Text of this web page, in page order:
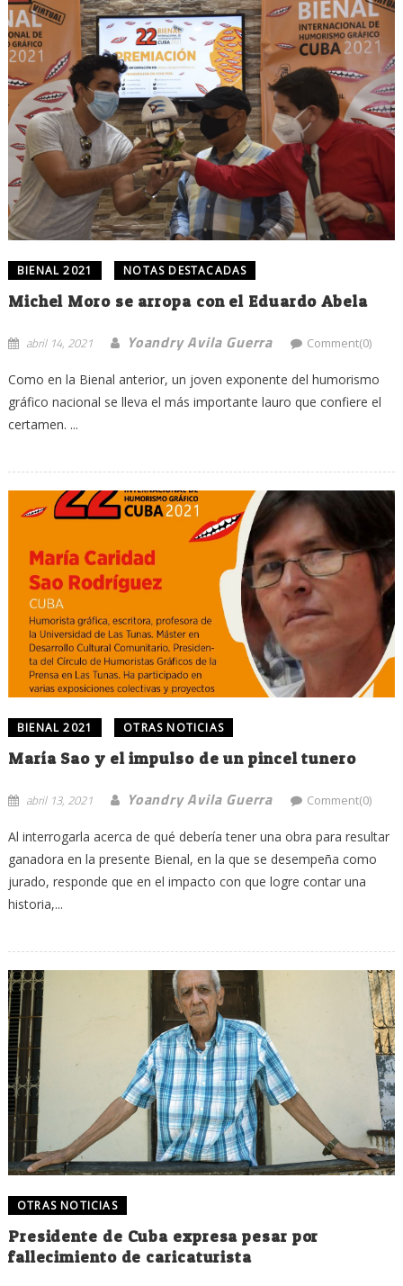
BIENAL 2021 NOTAS DESTACADAS
Michel Moro se arropa con el Eduardo Abela
abril 14, 2021 Yoandry Avila Guerra Comment(0)
Como en la Bienal anterior, un joven exponente del humorismo
gráfico nacional se lleva el más importante lauro que confiere el
certamen. ...
BIENAL 2021 OTRAS NOTICIAS
María Sao y el impulso de un pincel tunero
abril 13, 2021 Yoandry Avila Guerra Comment(0)
Al interrogarla acerca de qué debería tener una obra para resultar
ganadora en la presente Bienal, en la que se desempeña como
jurado, responde que en el impacto con que logre contar una
historia,...
OTRAS NOTICIAS
Presidente de Cuba expresa pesar por
fallecimiento de caricaturista